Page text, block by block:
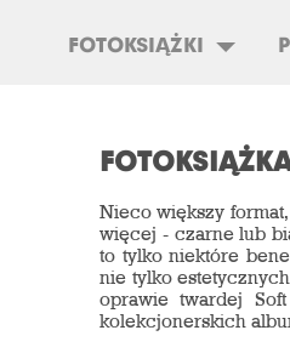
FOTOKSIĄŻKI
Nieco większy
więcej - czarne lub
to tylko niektóre
nie tylko
oprawie twardej
kolekcjonerskich